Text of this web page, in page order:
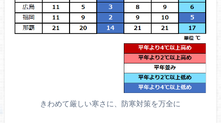
きわめて厳しい寒さに、防寒対策を万全に